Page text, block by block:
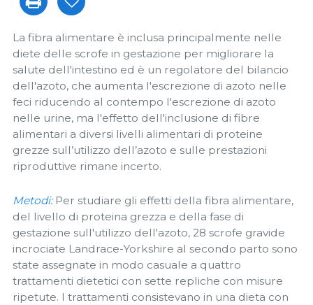
La fibra alimentare è inclusa principalmente nelle
diete delle scrofe in gestazione per migliorare la
salute dell'intestino ed è un regolatore del bilancio
dell'azoto, che aumenta l'escrezione di azoto nelle
feci riducendo al contempo l'escrezione di azoto
nelle urine, ma l'effetto dell'inclusione di fibre
alimentari a diversi livelli alimentari di proteine
grezze ​​sull’utilizzo dell’azoto e sulle prestazioni
riproduttive rimane incerto.
Metodi:Per studiare gli effetti della fibra alimentare,
del livello di proteina grezza e della fase di
gestazione sull'utilizzo dell'azoto, 28 scrofe gravide
incrociate Landrace-Yorkshire al secondo parto sono
state assegnate in modo casuale a quattro
trattamenti dietetici con sette repliche con misure
ripetute. I trattamenti consistevano in una dieta con